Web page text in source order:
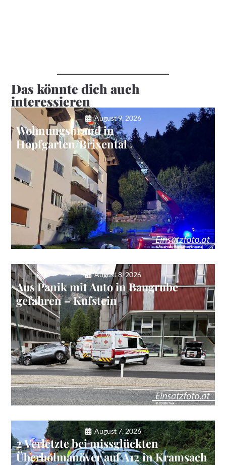
Das könnte dich auch
interessieren
August 9, 2026
Wohnungsbrand in
Hopfgarten/Brixental
August 8, 2026
Aus Panik mit Auto in Baugrube
gefahren – Kufstein
August 7, 2026
2 Verletzte bei missglückten
Überholmanöver auf A12 in Kramsach